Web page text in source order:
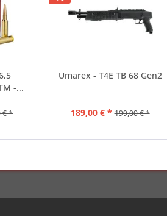
-...
€ *
Umarex - T4E TB 68 Gen2
189,00 € * 199,00 € *